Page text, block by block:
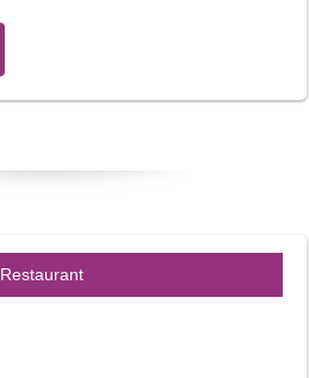
Restaurant